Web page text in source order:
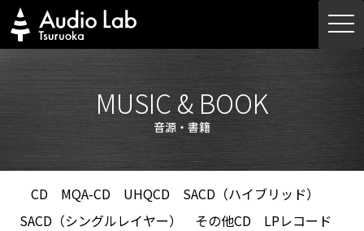
Skip
to
content
MUSIC & BOOK
音源・書籍
CD MQA-CD UHQCD
SACD（ハイブリッド）
SACD（シングルレイヤー）
その他CD
LPレコード